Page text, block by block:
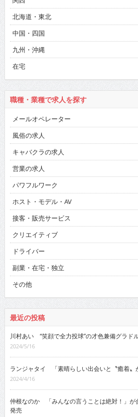
北海道・東北
中国・四国
九州・沖縄
在宅
職種・業種で求人を探す
メールオペレーター
風俗の求人
キャバクラの求人
営業の求人
パワフルワーク
ホスト・モデル・AV
接客・販売サービス
クリエイティブ
ドライバー
副業・在宅・独立
その他
最近の投稿
川村あい “笑顔で全力投球”の才色兼備グラド
2024/5/16
ランジャタイ 「素晴らしい出会いと〝癒着〟
2024/4/16
仲根なのか 「みんなの言うことは絶対！」が
発売